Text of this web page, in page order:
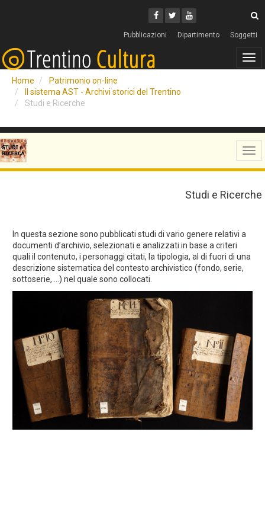
Facebook
Twitter
Youtube
Pubblicazioni Dipartimento Soggetti
Home
Patrimonio on-line
Il sistema AST - Archivi storici del Trentino
Studi e Ricerche
Studi e Ricerche
In questa sezione sono pubblicati studi di vario genere relativi a
documenti d’archivio, selezionati e analizzati in base a criteri
quali il contenuto, i personaggi citati, la tipologia, al di fuori di una
descrizione sistematica del contesto archivistico (fondo, serie,
sottoserie, ...) nel quale sono collocati.